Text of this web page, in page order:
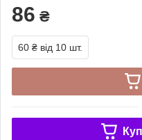
86 ₴
60 ₴ від 10 шт.